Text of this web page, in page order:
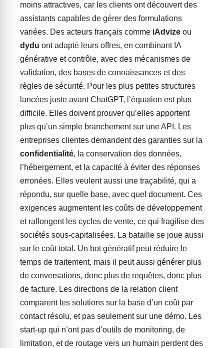
moins attractives, car les clients ont découvert des
assistants capables de gérer des formulations
variées. Des acteurs français comme iAdvize ou
dydu ont adapté leurs offres, en combinant IA
générative et contrôle, avec des mécanismes de
validation, des bases de connaissances et des
règles de sécurité. Pour les plus petites structures
lancées juste avant ChatGPT, l’équation est plus
difficile. Elles doivent prouver qu’elles apportent
plus qu’un simple branchement sur une API. Les
entreprises clientes demandent des garanties sur la
confidentialité, la conservation des données,
l’hébergement, et la capacité à éviter des réponses
erronées. Elles veulent aussi une traçabilité, qui a
répondu, sur quelle base, avec quel document. Ces
exigences augmentent les coûts de développement
et rallongent les cycles de vente, ce qui fragilise des
sociétés sous-capitalisées. La bataille se joue aussi
sur le coût total. Un bot génératif peut réduire le
temps de traitement, mais il peut aussi générer plus
de conversations, donc plus de requêtes, donc plus
de facture. Les directions de la relation client
comparent les solutions sur la base d’un coût par
contact résolu, et pas seulement sur une démo. Les
start-up qui n’ont pas d’outils de monitoring, de
limitation, et de routage vers un humain perdent des